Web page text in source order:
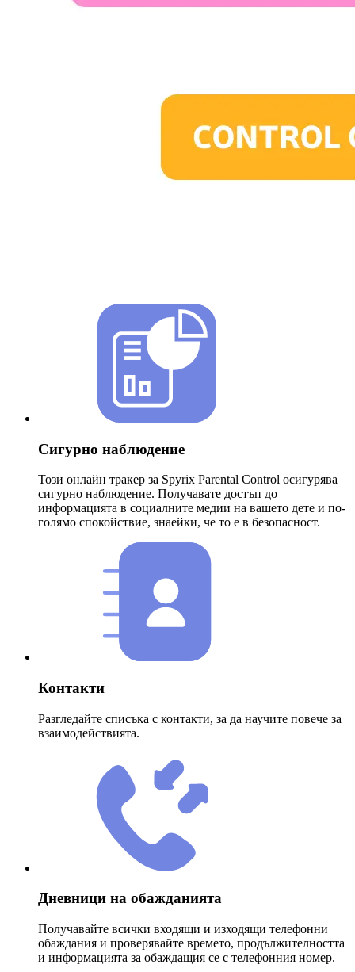
Сигурно наблюдение
Този онлайн тракер за Spyrix Parental Control осигурява
сигурно наблюдение. Получавате достъп до
информацията в социалните медии на вашето дете и по-
голямо спокойствие, знаейки, че то е в безопасност.
Контакти
Разгледайте списъка с контакти, за да научите повече за
взаимодействията.
Дневници на обажданията
Получавайте всички входящи и изходящи телефонни
обаждания и проверявайте времето, продължителността
и информацията за обаждащия се с телефонния номер.